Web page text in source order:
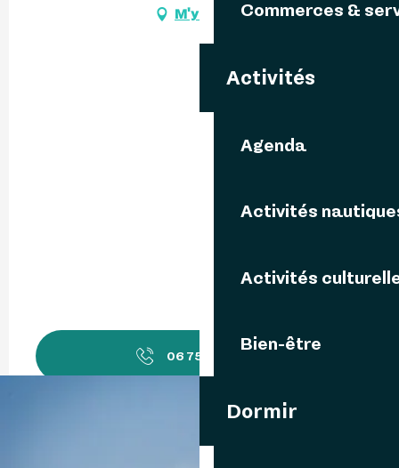
Commerces &
Activités
Agenda
Activités
Activités
Bien-être
Dormir
M'y rendre
06 75 05 10
Contactez-nous